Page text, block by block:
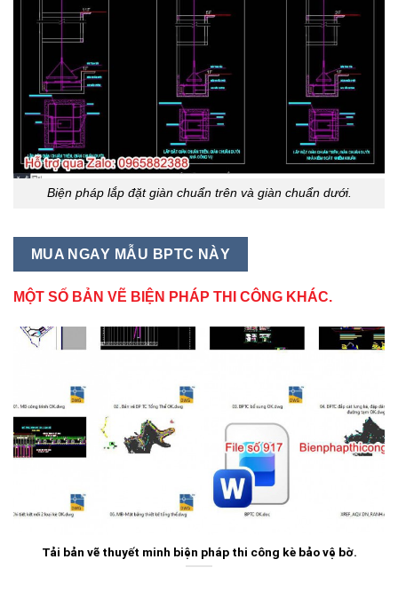
Biện pháp lắp đặt giàn chuẩn trên và giàn chuẩn dưới.
MUA NGAY MẪU BPTC NÀY
MỘT SỐ BẢN VẼ BIỆN PHÁP THI CÔNG KHÁC.
Tải bản vẽ thuyết minh biện pháp thi công kè bảo vệ bờ.